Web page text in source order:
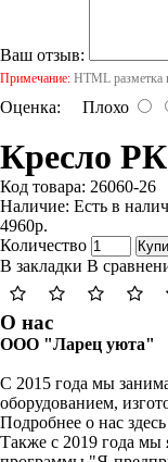
Ваш отзыв:
Примечание: HTML разметка
Оценка: Плохо
Кресло
Код товара: 26060-26
Наличие: Есть в
4960р.
Количество
В закладки В
О нас
ООО "Ларец уюта"
С 2015 года мы
оборудованием,
Подробнее о нас здесь
Также с 2019 года мы